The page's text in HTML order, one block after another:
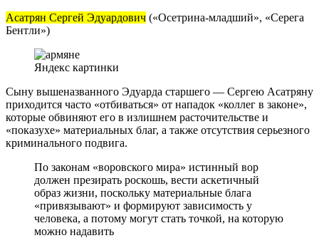
Асатрян Сергей Эдуардович («Осетрина-младший», «Серега
Бентли»)
Яндекс картинки
Сыну вышеназванного Эдуарда старшего — Сергею Асатряну
приходится часто «отбиваться» от нападок «коллег в законе»,
которые обвиняют его в излишнем расточительстве и
«показухе» материальных благ, а также отсутствия серьезного
криминального подвига.
По законам «воровского мира» истинный вор
должен презирать роскошь, вести аскетичный
образ жизни, поскольку материальные блага
«привязывают» и формируют зависимость у
человека, а потому могут стать точкой, на которую
можно надавить